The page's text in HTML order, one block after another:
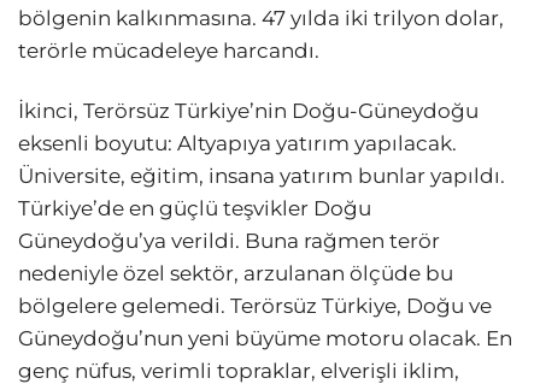
bölgenin kalkınmasına. 47 yılda iki trilyon dolar,
terörle mücadeleye harcandı.
İkinci, Terörsüz Türkiye’nin Doğu-Güneydoğu
eksenli boyutu: Altyapıya yatırım yapılacak.
Üniversite, eğitim, insana yatırım bunlar yapıldı.
Türkiye’de en güçlü teşvikler Doğu
Güneydoğu’ya verildi. Buna rağmen terör
nedeniyle özel sektör, arzulanan ölçüde bu
bölgelere gelemedi. Terörsüz Türkiye, Doğu ve
Güneydoğu’nun yeni büyüme motoru olacak. En
genç nüfus, verimli topraklar, elverişli iklim,